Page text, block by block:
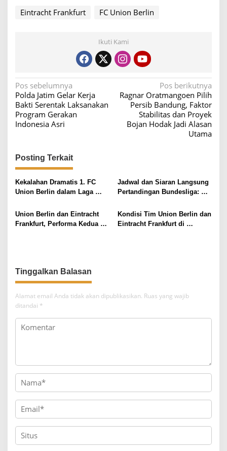
Eintracht Frankfurt FC Union Berlin
Ikuti Kami
N
a
v
i
a
s
i
p
o
s
Pos sebelumnya
Polda Jatim Gelar Kerja
Bakti Serentak Laksanakan
Program Gerakan
Indonesia Asri
Pos berikutnya
Ragnar Oratmangoen Pilih
Persib Bandung, Faktor
Stabilitas dan Proyek
Bojan Hodak Jadi Alasan
Utama
Posting Terkait
Kekalahan Dramatis 1. FC
Union Berlin dalam Laga
Jadwal dan Siaran Langsung
Pertandingan Bundesliga:
Frankfurt
Union Berlin dan Eintracht
Frankfurt, Performa Kedua
Kondisi Tim Union Berlin dan
Eintracht Frankfurt di
Alamat email Anda tidak akan dipublikasikan. Ruas yang wajib
ditandai *